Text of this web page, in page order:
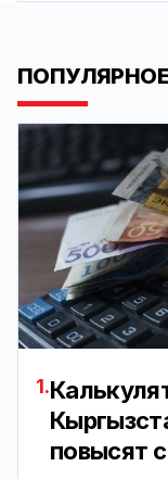
ПОПУЛЯРНОЕ
1.
повысят